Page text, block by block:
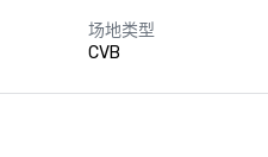
划你最成功的会议
场地类型
CVB